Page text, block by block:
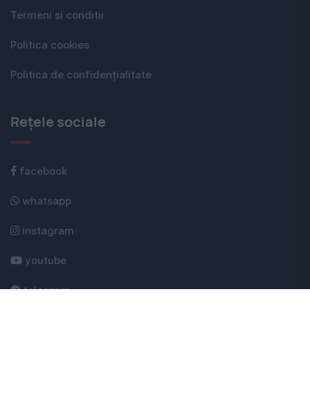
Termeni si conditii
Politica cookies
Politica de confidențialitate
Rețele sociale
facebook
whatsapp
instagram
youtube
telegram